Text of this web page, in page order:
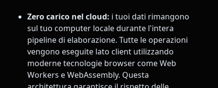
Zero carico nel cloud: i tuoi dati rimangono
sul tuo computer locale durante l'intera
pipeline di elaborazione. Tutte le operazioni
vengono eseguite lato client utilizzando
moderne tecnologie browser come Web
Workers e WebAssembly. Questa